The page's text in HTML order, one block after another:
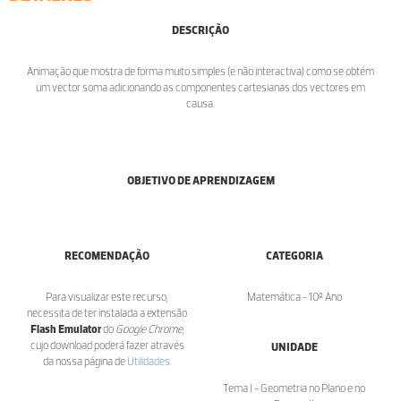
DESCRIÇÃO
Animação que mostra de forma muito simples (e não interactiva) como se obtém
um vector soma adicionando as componentes cartesianas dos vectores em
causa.
OBJETIVO DE APRENDIZAGEM
RECOMENDAÇÃO
Para visualizar este recurso,
necessita de ter instalada a extensão
Flash Emulatordo Google Chrome,
cujo download poderá fazer através
da nossa página de Utilidades
CATEGORIA
Matemática - 10º Ano
UNIDADE
Tema I - Geometria no Plano e no